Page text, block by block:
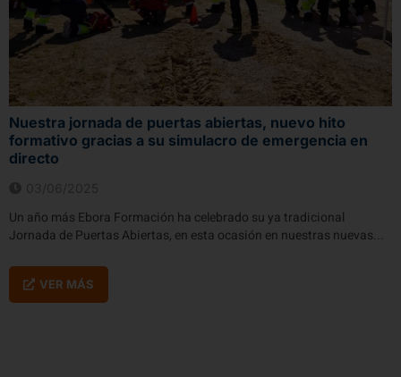
Nuestra jornada de puertas abiertas, nuevo hito
formativo gracias a su simulacro de emergencia en
directo
Un año más Ebora Formación ha celebrado su ya tradicional
Jornada de Puertas Abiertas, en esta ocasión en nuestras nuevas...
VER MÁS